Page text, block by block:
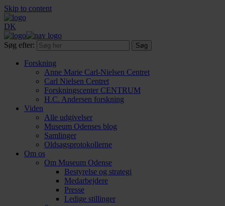
Skip to content
DK
Søg efter:
Forskning
Anne Marie Carl-Nielsen Centret
Carl Nielsen Centret
Forsknings­center CENTRUM
H.C. Andersen forskning
Viden
Alle udgivelser
Museum Odenses blog
Samlinger
Oldsagsprotokollerne
Om os
Om Museum Odense
Bestyrelse og strategi
Medarbejdere
Presse
Ledige stillinger